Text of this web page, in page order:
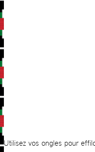
Utilisez vos ongles pour